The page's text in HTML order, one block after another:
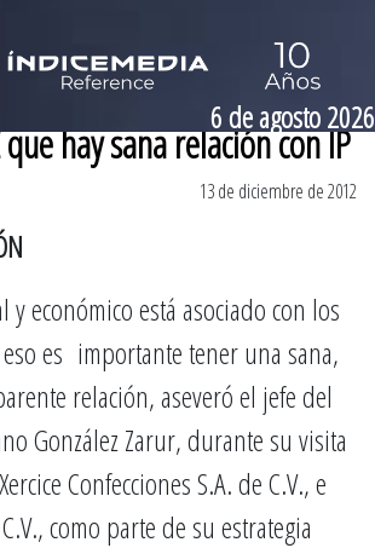
6 de agosto 2026
hay sana relación con IP
13 de diciembre de 2012
y económico está asociado con los
es importante tener una sana,
relación, aseveró el jefe del
González Zarur, durante su visita
Confecciones S.A. de C.V., e
como parte de su estrategia